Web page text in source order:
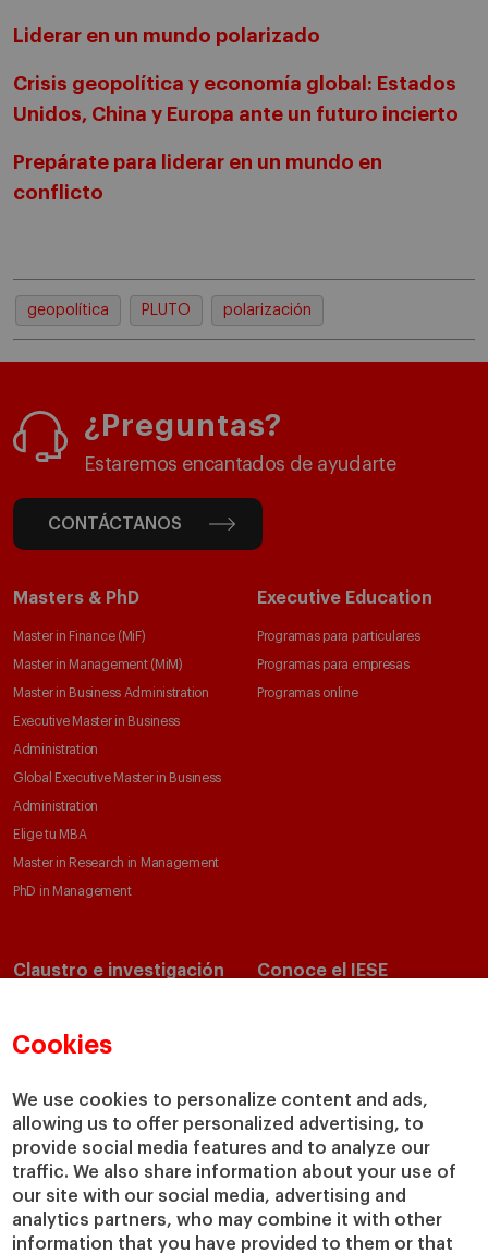
Cookies
We use cookies to personalize content and ads,
allowing us to offer personalized advertising, to
provide social media features and to analyze our
traffic. We also share information about your use of
our site with our social media, advertising and
analytics partners, who may combine it with other
information that you have provided to them or that
Liderar en un mundo polarizado
Crisis geopolítica y economía global: Estados
Unidos, China y Europa ante un futuro incierto
Prepárate para liderar en un mundo en
conflicto
geopolítica PLUTO polarización
¿Preguntas?
Estaremos encantados de ayudarte
CONTÁCTANOS
Masters & PhD
Master in Finance (MiF)
Master in Management (MiM)
Master in Business Administration
Executive Master in Business
Administration
Global Executive Master in Business
Administration
Elige tu MBA
Master in Research in Management
PhD in Management
Executive Education
Programas para particulares
Programas para empresas
Programas online
Claustro e investigación
Departamentos académicos
Cátedras
IESE Insight
IESE Publishing
Conoce el IESE
Nuestro impacto
Colabora con el IESE
Servicios
Biblioteca
Canal de Compliance